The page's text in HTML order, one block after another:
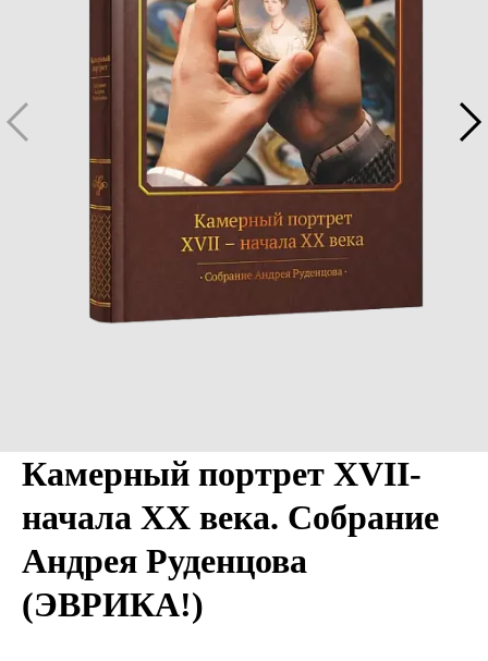
Камерный портрет XVII-
начала ХХ века. Собрание
Андрея Руденцова
(ЭВРИКА!)